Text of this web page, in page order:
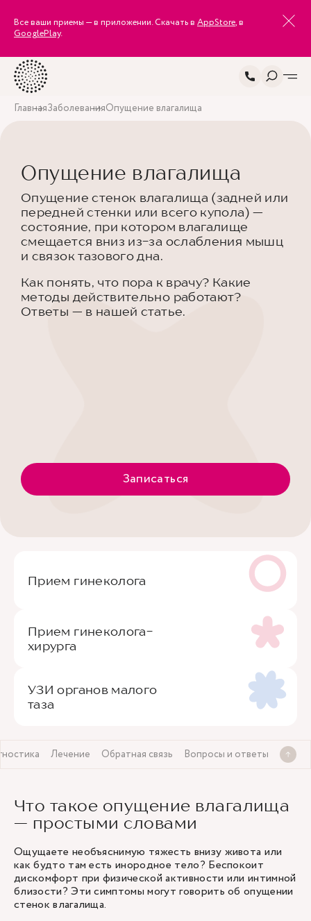
Все ваши приемы — в приложении. Скачать в AppStore, в
GooglePlay.
ГлавнаяЗаболеванияОпущение влагалища
Опущение влагалища
Опущение стенок влагалища (задней или
передней стенки или всего купола) —
состояние, при котором влагалище
смещается вниз из-за ослабления мышц
и связок тазового дна.
Как понять, что пора к врачу? Какие
методы действительно работают?
Ответы — в нашей статье.
Записаться
Прием гинеколога
Прием гинеколога-
хирурга
УЗИ органов малого
таза
Лечение Обратная связь Вопросы и ответы
Что такое опущение влагалища
— простыми словами
Ощущаете необъяснимую тяжесть внизу живота или
как будто там есть инородное тело? Беспокоит
дискомфорт при физической активности или интимной
близости? Эти симптомы могут говорить об опущении
стенок влагалища.